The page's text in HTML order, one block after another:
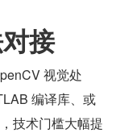
接
视觉处
编译库、或
技术门槛大幅提